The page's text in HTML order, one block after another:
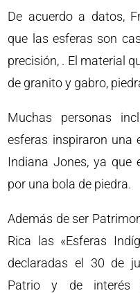
De acuerdo a datos,
que las esferas son
precisión, . El material
de granito y gabro,
Muchas personas
esferas inspiraron una
Indiana Jones, ya que
por una bola de piedra.
Además de ser
Rica las «Esferas
declaradas el 30 de
Patrio y de interés